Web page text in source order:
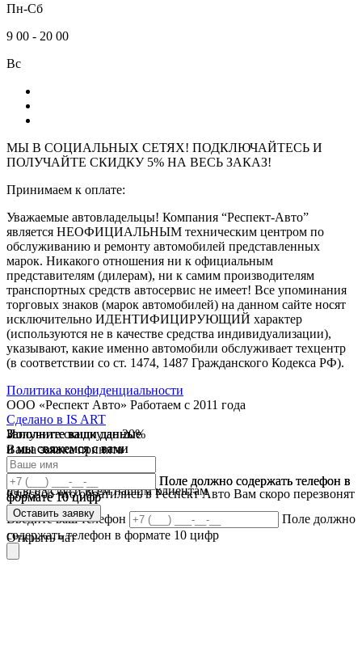
Пн-Сб
9 00 - 20 00
Вс
МЫ В СОЦИАЛЬНЫХ СЕТЯХ! ПОДКЛЮЧАЙТЕСЬ И
ПОЛУЧАЙТЕ СКИДКУ 5% НА ВЕСЬ ЗАКАЗ!
Принимаем к оплате:
Уважаемые автовладельцы! Компания “Респект-Авто”
является НЕОФИЦИАЛЬНЫМ техническим центром по
обслуживанию и ремонту автомобилей представленных
марок. Никакого отношения ни к официальным
представителям (дилерам), ни к самим производителям
транспортных средств автосервис не имеет! Все упоминания
торговых знаков (марок автомобилей) на данном сайте носят
исключительно ИДЕНТИФИЦИРУЮЩИЙ характер
(используются не в качестве средства индивидуализации),
указывают, какие именно автомобили обслуживает техцентр
(в соответствии со ст. 1474, 1487 Гражданского Кодекса РФ).
Политика конфиденциальности
ООО «Респект Авто» Работаем с 2011 года
Сделано в IS ART
Заполните ваши данные
и мы свяжемся с вами
Поле должно содержать телефон в
формате 10 цифр
Оставить заявку
Получите скидку до 20%
В течении 10 дней
мы предоставляем скидку
на все услуги всем нашим клиентам
Введите ваш телефон
Поле должно
содержать телефон в формате 10 цифр
Заполните ваши данные
и мы свяжемся с вами
Поле должно содержать телефон в
формате 10 цифр
Оставить заявку
✓
Ваша заявка принята
✓
Ваш ответ принят
Спасибо что обратились в Респект Авто Вам скоро перезвонят
Открыть чат